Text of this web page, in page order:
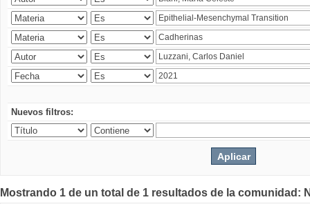
Nuevos filtros:
Mostrando 1 de un total de 1 resultados de la comunidad: